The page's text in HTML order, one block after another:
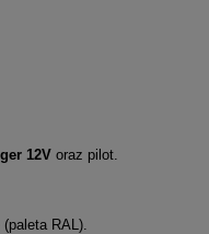
12V oraz pilot.
RAL).